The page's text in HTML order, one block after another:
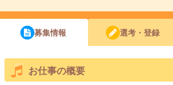
募集情報 選考・登録
お仕事の概要